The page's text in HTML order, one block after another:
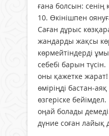
ғана болсын: сенің
10. Өкінішпен
Саған дұрыс
жандарды жақсы
көрмейтіндерді
себебі барын
оны қажетке жарат!
өміріңді бастан-
өзгеріске
оңай болады
дүние соған лайық